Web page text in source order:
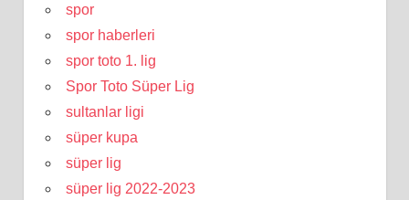
spor
spor haberleri
spor toto 1. lig
Spor Toto Süper Lig
sultanlar ligi
süper kupa
süper lig
süper lig 2022-2023